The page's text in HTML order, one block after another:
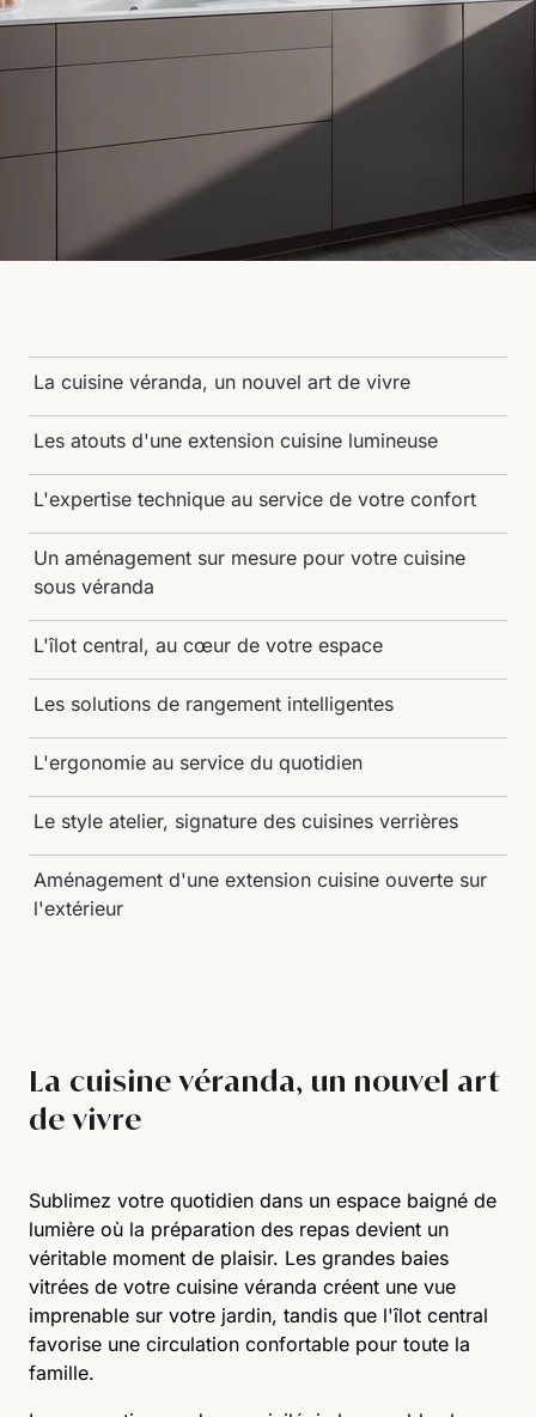
La cuisine véranda, un nouvel art de vivre
Les atouts d'une extension cuisine lumineuse
L'expertise technique au service de votre confort
Un aménagement sur mesure pour votre cuisine
sous véranda
L'îlot central, au cœur de votre espace
Les solutions de rangement intelligentes
L'ergonomie au service du quotidien
Le style atelier, signature des cuisines verrières
Aménagement d'une extension cuisine ouverte sur
l'extérieur
La cuisine véranda, un nouvel art
de vivre
Sublimez votre quotidien dans un espace baigné de
lumière où la préparation des repas devient un
véritable moment de plaisir. Les grandes baies
vitrées de votre cuisine véranda créent une vue
imprenable sur votre jardin, tandis que l'îlot central
favorise une circulation confortable pour toute la
famille.